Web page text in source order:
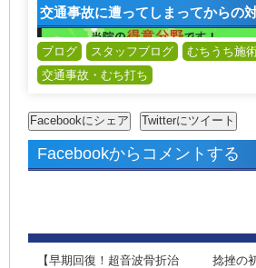
交通事故に遭ってしまってからの
ブログ スタッフブログ むちうち施
交通事故・むち打ち
Facebookからコメントする
【早期回復！超音波骨折治
捻挫の